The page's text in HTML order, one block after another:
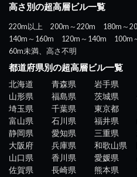
高さ別の超高層ビル一覧
220m以上 200m～220m 180m～
140m～160m
120m～140m 100m
60m未満、高さ不明
都道府県別の超高層ビル一覧
北海道 青森県 岩手県
山形県
福島県 茨城県
埼玉県
千葉県 東京都
富山県
石川県 福井県
静岡県
愛知県 三重県
大阪府
兵庫県 和歌山県
山口県
香川県 愛媛県
佐賀県
長崎県 熊本県